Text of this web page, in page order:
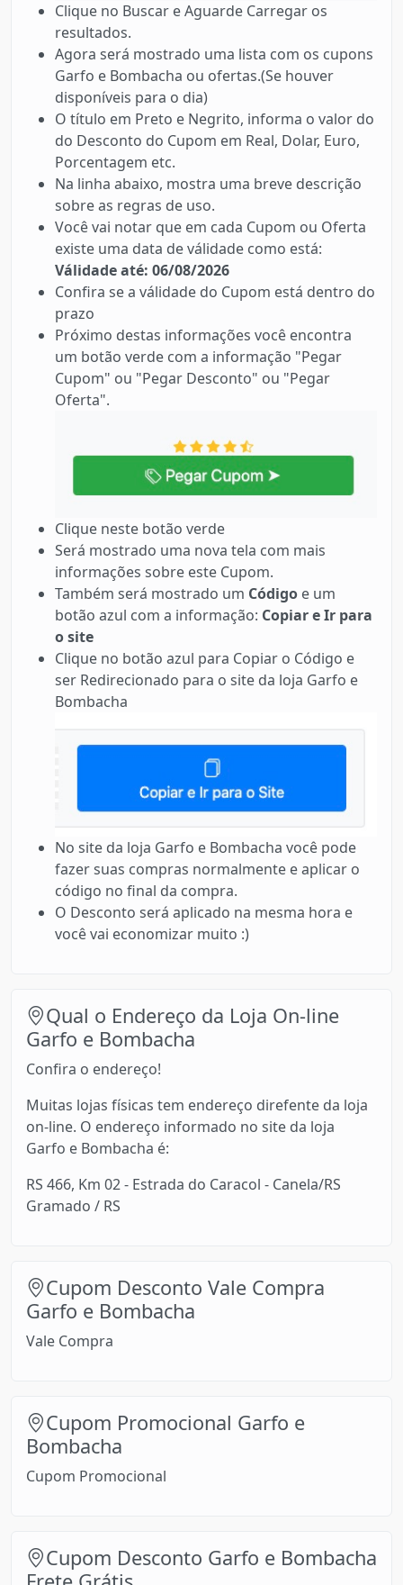
Clique no Buscar e Aguarde Carregar os
resultados.
Agora será mostrado uma lista com os cupons
Garfo e Bombacha ou ofertas.(Se houver
disponíveis para o dia)
O título em Preto e Negrito, informa o valor do
do Desconto do Cupom em Real, Dolar, Euro,
Porcentagem etc.
Na linha abaixo, mostra uma breve descrição
sobre as regras de uso.
Você vai notar que em cada Cupom ou Oferta
existe uma data de válidade como está:
Válidade até: 06/08/2026
Confira se a válidade do Cupom está dentro do
prazo
Próximo destas informações você encontra
um botão verde com a informação "Pegar
Cupom" ou "Pegar Desconto" ou "Pegar
Oferta".
Clique neste botão verde
Será mostrado uma nova tela com mais
informações sobre este Cupom.
Também será mostrado um Código e um
botão azul com a informação: Copiar e Ir para
o site
Clique no botão azul para Copiar o Código e
ser Redirecionado para o site da loja Garfo e
Bombacha
No site da loja Garfo e Bombacha você pode
fazer suas compras normalmente e aplicar o
código no final da compra.
O Desconto será aplicado na mesma hora e
você vai economizar muito :)
Qual o Endereço da Loja On-line
Garfo e Bombacha
Confira o endereço!
Muitas lojas físicas tem endereço direfente da loja
on-line. O endereço informado no site da loja
Garfo e Bombacha é:
RS 466, Km 02 - Estrada do Caracol - Canela/RS
Gramado / RS
Cupom Desconto Vale Compra
Garfo e Bombacha
Vale Compra
Cupom Promocional Garfo e
Bombacha
Cupom Promocional
Cupom Desconto Garfo e Bombacha